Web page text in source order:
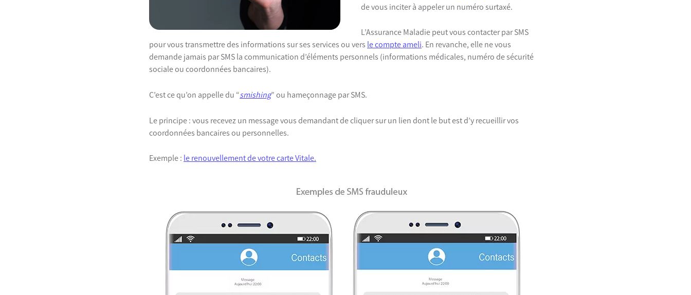
de vous inciter à appeler un numéro surtaxé.
L’Assurance Maladie peut vous contacter par SMS
pour vous transmettre des informations sur ses services ou vers le compte ameli. En revanche, elle ne vous
demande jamais par SMS la communication d’éléments personnels (informations médicales, numéro de sécurité
sociale ou coordonnées bancaires).
C’est ce qu’on appelle du “smishing” ou hameçonnage par SMS.
Le principe : vous recevez un message vous demandant de cliquer sur un lien dont le but est d’y recueillir vos
coordonnées bancaires ou personnelles.
Exemple : le renouvellement de votre carte Vitale.